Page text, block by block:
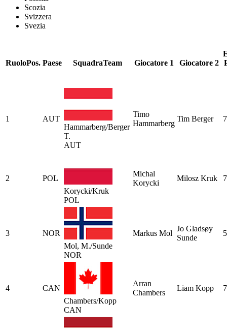
Scozia
Svizzera
Svezia
RuoloPos. Paese SquadraTeam Giocatore 1 Giocatore 2
1
AUT
Hammarberg/Berger
T.
AUT
Timo
Hammarberg
Tim Berger
2
POL
Korycki/Kruk
POL
Michal
Korycki
Milosz Kruk
3
NOR
Mol, M./Sunde
NOR
Markus Mol
Jo Gladsøy
Sunde
4
CAN
Chambers/Kopp
CAN
Arran
Chambers
Liam Kopp